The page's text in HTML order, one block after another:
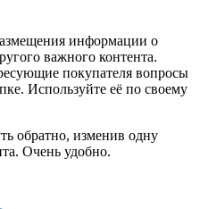
информации о
важного контента.
покупателя вопросы
Используйте её по своему
обратно, изменив одну
Очень удобно.